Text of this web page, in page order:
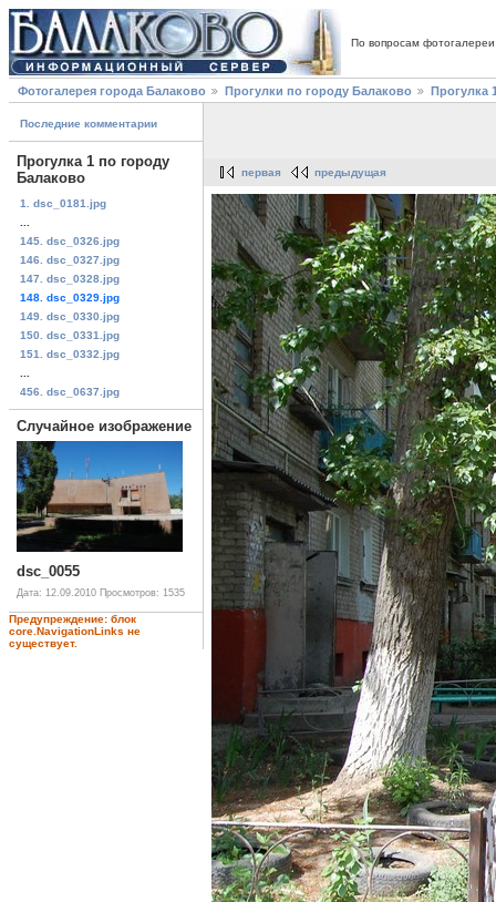
По вопросам
Фотогалерея города Балаково Прогулки по городу Балаково Прогулка
Последние комментарии
Прогулка 1 по городу
Балаково
1. dsc_0181.jpg
145. dsc_0326.jpg
146. dsc_0327.jpg
147. dsc_0328.jpg
148. dsc_0329.jpg
149. dsc_0330.jpg
150. dsc_0331.jpg
151. dsc_0332.jpg
456. dsc_0637.jpg
Случайное изображение
dsc_0055
Дата: 12.09.2010 Просмотров: 1535
Предупреждение: блок
core.NavigationLinks не
существует.
первая предыдущая